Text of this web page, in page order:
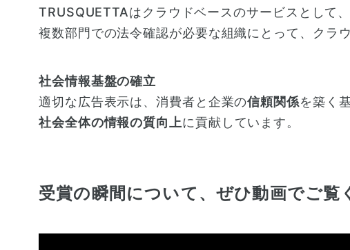
TRUSQUETTAはクラウドベースのサービスとして
複数部門での法令確認が必要な組織にとって、クラ
社会情報基盤の確立
適切な広告表示は、消費者と企業の信頼関係を築く
社会全体の情報の質向上に貢献しています。
受賞の瞬間について、 ぜひ動画でご覧